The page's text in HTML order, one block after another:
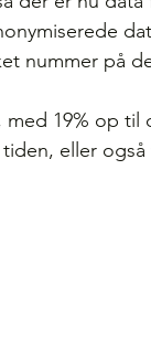
nummer på
19% op
eller